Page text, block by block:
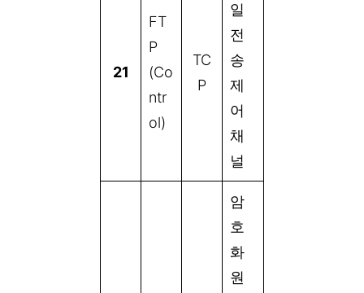
21
FT
P
(Co
ntr
ol)
TC
P
일
전
송
제
어
채
널
암
호
화
원